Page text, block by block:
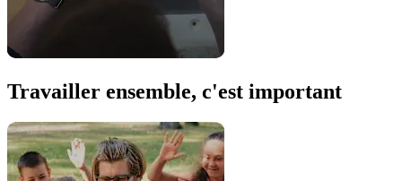
Travailler ensemble, c'est important